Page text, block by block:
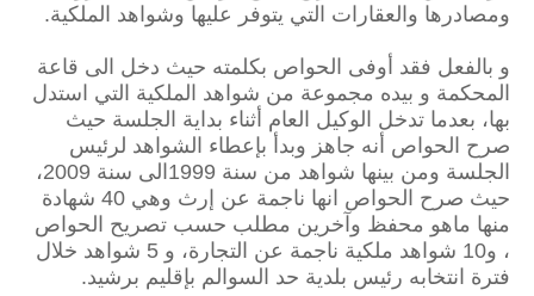
ومصادرها والعقارات التي يتوفر عليها وشواهد الملكية.
و بالفعل فقد أوفى الحواص بكلمته حيث دخل الى قاعة
المحكمة و بيده مجموعة من شواهد الملكية التي استدل
بها، بعدما تدخل الوكيل العام أثناء بداية الجلسة حيث
صرح الحواص أنه جاهز وبدأ بإعطاء الشواهد لرئيس
الجلسة ومن بينها شواهد من سنة 1999الى سنة 2009،
حيث صرح الحواص انها ناجمة عن إرث وهي 40 شهادة
منها ماهو محفظ وآخرين مطلب حسب تصريح الحواص
، و10 شواهد ملكية ناجمة عن التجارة، و 5 شواهد خلال
فترة انتخابه رئيس بلدية حد السوالم بإقليم برشيد.